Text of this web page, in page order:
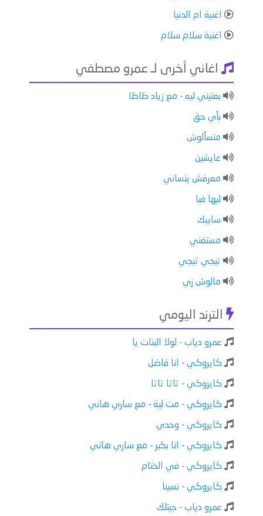
اغنية ام الدنيا
اغنية سلام سلام
اغاني أخرى لـ عمرو مصطفي
بعتيني ليه - مع زياد ظاظا
بأي حق
متسألوش
عايشين
معرفش ينساني
ليها فيا
سايبك
مستغني
تيجي تيجي
مالوش زي
الترند اليومي
عمرو دياب - لولا البنات يا
كايروكي - انا فاضل
كايروكي - تاتا تاتا
كايروكي - مت لية - مع ساري هاني
كايروكي - وحدي
كايروكي - انا بكبر - مع ساري هاني
كايروكي - في الختام
كايروكي - نسينا
عمرو دياب - جيتلك